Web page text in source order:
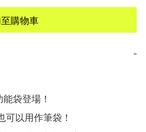
購物車
−
袋登場！
可以用作筆袋！